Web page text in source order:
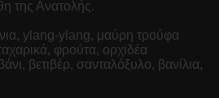
της Ανατολής.
ylang-ylang, μαύρη τρούφα
φρούτα, ορχιδέα
βετιβέρ, σανταλόξυλο, βανίλια,